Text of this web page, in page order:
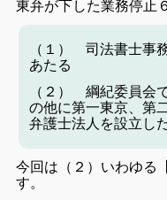
東弁が下した業務停止
（１） 司法書士事
あたる
（２） 綱紀委員会
の他に第一東京、第
弁護士法人を設立し
今回は（２）いわゆる
す。